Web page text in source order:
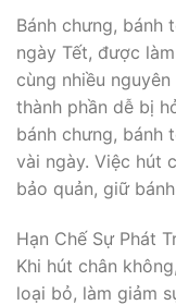
Bánh chưng, bánh
ngày Tết, được
cùng nhiều
thành phần dễ bị
bánh chưng, bánh
vài ngày. Việc hút
bảo quản, giữ
Hạn Chế Sự Phát
Khi hút chân
loại bỏ, làm giảm